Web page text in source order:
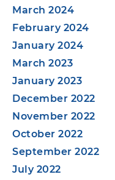
March 2024
February 2024
January 2024
March 2023
January 2023
December 2022
November 2022
October 2022
September 2022
July 2022